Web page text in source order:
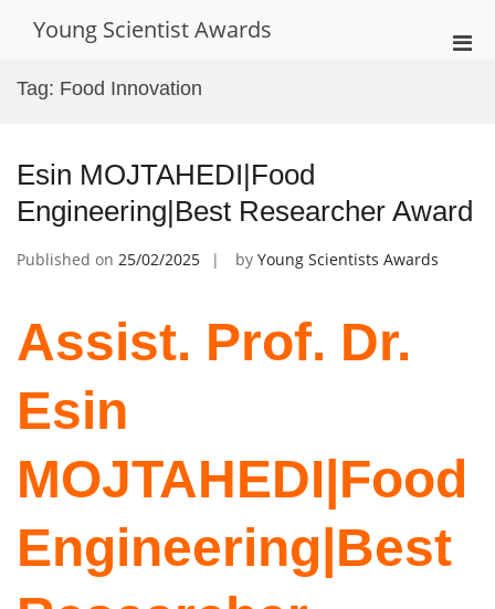
Young Scientist Awards
Tag: Food Innovation
Esin MOJTAHEDI|Food
Engineering|Best Researcher Award
Published on 25/02/2025 by Young Scientists Awards
Assist. Prof. Dr.
Esin
MOJTAHEDI|Food
Engineering|Best